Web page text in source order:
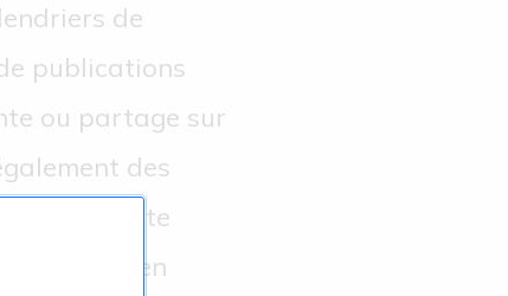
de
publications
ou partage sur
des
souhaite
en